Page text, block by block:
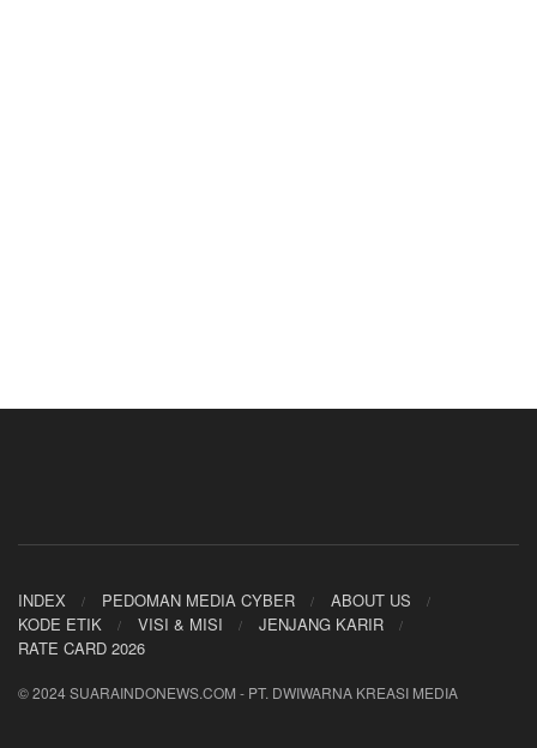
INDEX PEDOMAN MEDIA CYBER
ABOUT US
KODE ETIK
VISI & MISI
JENJANG KARIR
RATE CARD 2026
© 2024 SUARAINDONEWS.COM - PT. DWIWARNA KREASI MEDIA